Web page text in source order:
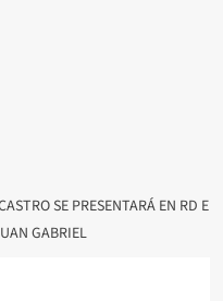
SE PRESENTARÁ EN RD E
GABRIEL